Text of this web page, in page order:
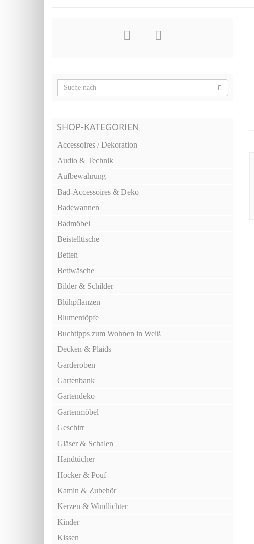
SHOP-KATEGORIEN
Accessoires / Dekoration
Audio & Technik
Aufbewahrung
Bad-Accessoires & Deko
Badewannen
Badmöbel
Beistelltische
Betten
Bettwäsche
Bilder & Schilder
Blühpflanzen
Blumentöpfe
Buchtipps zum Wohnen in Weiß
Decken & Plaids
Garderoben
Gartenbank
Gartendeko
Gartenmöbel
Geschirr
Gläser & Schalen
Handtücher
Hocker & Pouf
Kamin & Zubehör
Kerzen & Windlichter
Kinder
Kissen